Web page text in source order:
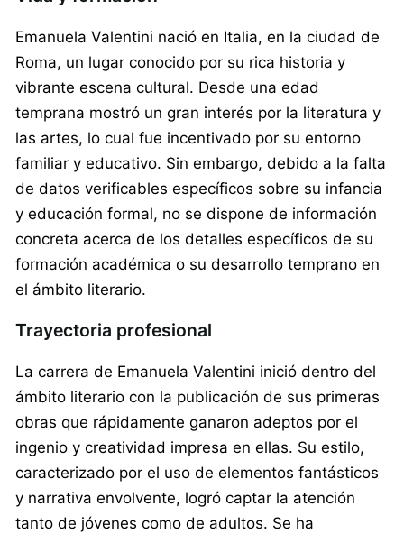
Emanuela Valentini nació en Italia, en la ciudad de
Roma, un lugar conocido por su rica historia y
vibrante escena cultural. Desde una edad
temprana mostró un gran interés por la literatura y
las artes, lo cual fue incentivado por su entorno
familiar y educativo. Sin embargo, debido a la falta
de datos verificables específicos sobre su infancia
y educación formal, no se dispone de información
concreta acerca de los detalles específicos de su
formación académica o su desarrollo temprano en
el ámbito literario.
Trayectoria profesional
La carrera de Emanuela Valentini inició dentro del
ámbito literario con la publicación de sus primeras
obras que rápidamente ganaron adeptos por el
ingenio y creatividad impresa en ellas. Su estilo,
caracterizado por el uso de elementos fantásticos
y narrativa envolvente, logró captar la atención
tanto de jóvenes como de adultos. Se ha